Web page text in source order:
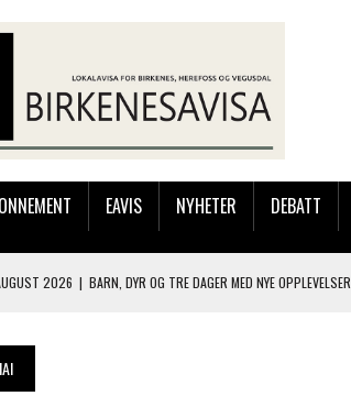
EAVIS NYHETER DEBATT
2026 | BARN, DYR OG TRE DAGER MED NYE OPPLEVELSER
BYGGING AV FLATBUNNINGER PÅ MUSEET